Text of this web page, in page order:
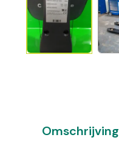
Omschrijving